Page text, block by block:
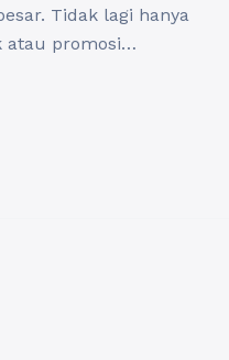
Tidak lagi hanya
atau promosi
strategi paling efektif